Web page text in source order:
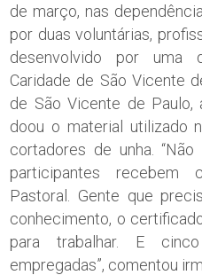
de março, nas
por duas voluntárias,
desenvolvido por uma
Caridade de São Vicente
de São Vicente de Paulo,
doou o material utilizado
cortadores de unha.
participantes recebem
Pastoral. Gente que
conhecimento, o
para trabalhar. E
empregadas”, comentou